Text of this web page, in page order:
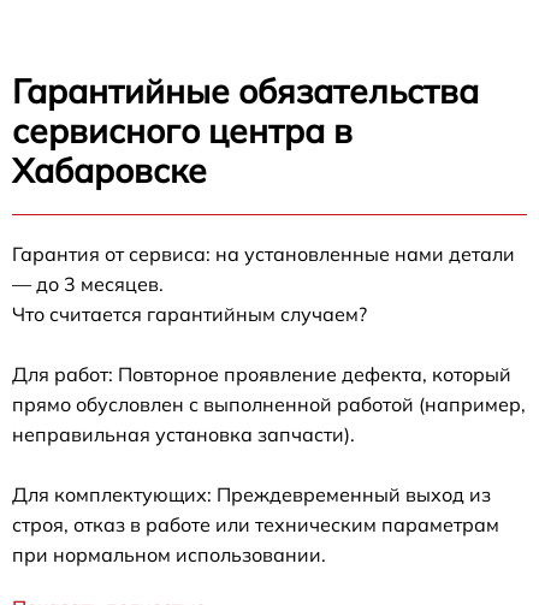
Гарантийные обязательства
сервисного центра в
Хабаровске
Гарантия от сервиса: на установленные нами детали
— до 3 месяцев.
Что считается гарантийным случаем?
Для работ: Повторное проявление дефекта, который
прямо обусловлен с выполненной работой (например,
неправильная установка запчасти).
Для комплектующих: Преждевременный выход из
строя, отказ в работе или техническим параметрам
при нормальном использовании.